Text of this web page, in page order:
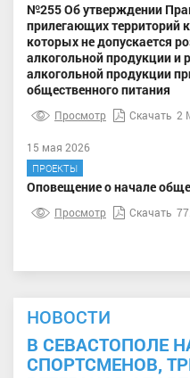
№255 Об утверждении
прилегающих территорий
которых не допускается
алкогольной продукции и
алкогольной продукции
общественного питания
Просмотр Скачать 2
15 мая 2026
ПРОЕКТЫ
Оповещение о начале
Просмотр Скачать
НОВОСТИ
В СЕВАСТОПОЛЕ
СПОРТСМЕНОВ,